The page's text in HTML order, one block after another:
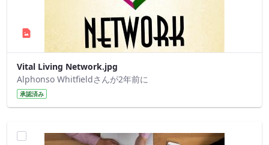
Vital Living Network.jpg
Alphonso Whitfieldさんが2年前に
承認済み